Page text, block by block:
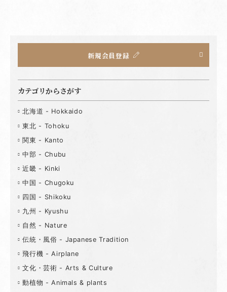
新規会員登録
カテゴリからさがす
北海道 - Hokkaido
東北 - Tohoku
関東 - Kanto
中部 - Chubu
近畿 - Kinki
中国 - Chugoku
四国 - Shikoku
九州 - Kyushu
自然 - Nature
伝統・風俗 - Japanese Tradition
飛行機 - Airplane
文化・芸術 - Arts & Culture
動植物 - Animals & plants